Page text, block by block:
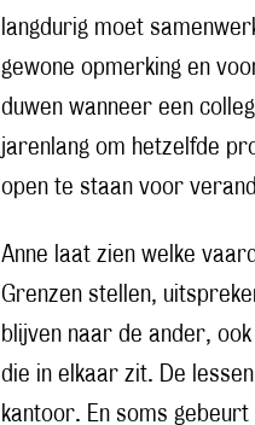
langdurig moet
gewone opmerking en
duwen wanneer een
jarenlang om hetzelfde
open te staan voor
Anne laat zien welke
Grenzen stellen,
blijven naar de ander,
die in elkaar zit. De
kantoor. En soms